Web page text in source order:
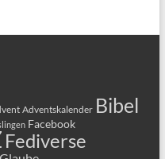
Adventskalender Bibel
Facebook
Fediverse